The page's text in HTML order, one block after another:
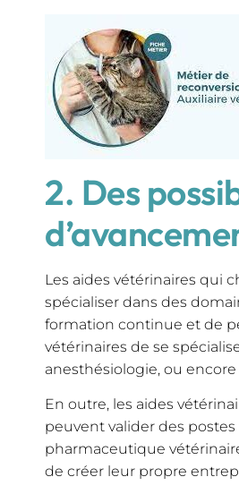
2. Des
Les aides vétérinaires qui
spécialiser dans des
formation continue et de
vétérinaires de se
anesthésiologie, ou
En outre, les aides
peuvent valider des
pharmaceutique
de créer leur propre